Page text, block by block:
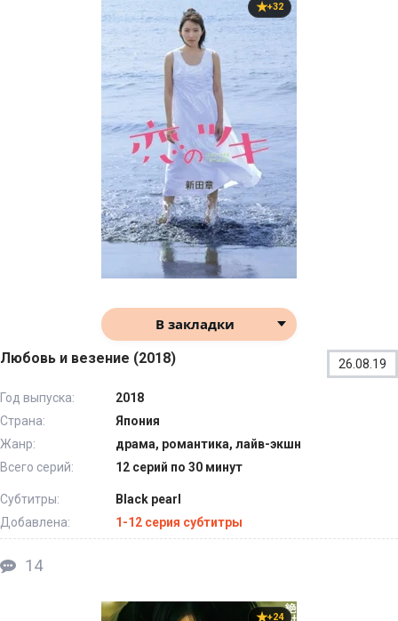
+32
В закладки
Любовь и везение (2018) 26.08.19
Год выпуска:
2018
Страна:
Япония
Жанр:
драма, романтика, лайв-экшн
Всего серий:
12 серий по 30 минут
Субтитры:
Black pearl
Добавлена:
1-12 серия субтитры
14
+24